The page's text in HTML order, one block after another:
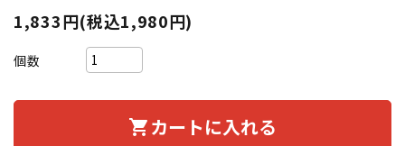
1,833円(税込1,980円)
個数
shopping_cart カートに入れる